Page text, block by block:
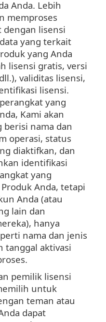
Anda. Lebih
memproses
lisensi
yang terkait
yang Anda
lisensi gratis, versi
validitas lisensi,
lisensi.
yang
Kami akan
berisi nama dan
operasi, status
diaktifkan, dan
identifikasi
yang
Anda, tetapi
Anda (atau
lain dan
hanya
nama dan jenis
tanggal aktivasi
pemilik lisensi
untuk
teman atau
dapat